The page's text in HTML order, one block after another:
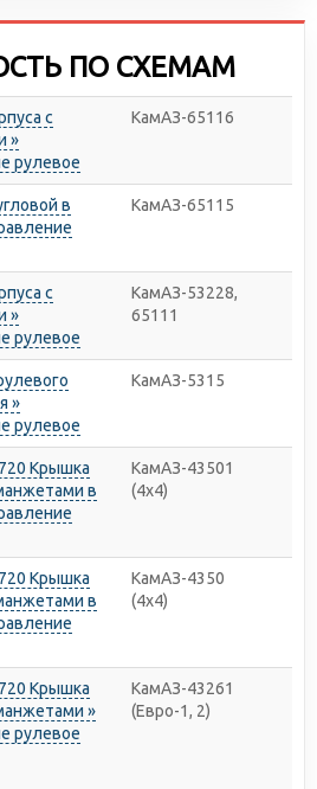
ПО СХЕМАМ
с
»
рулевое
КамАЗ-65116
в
КамАЗ-65115
с
»
рулевое
КамАЗ-53228,
65111
»
рулевое
КамАЗ-5315
Крышка
в
КамАЗ-43501
(4х4)
Крышка
в
КамАЗ-4350
(4х4)
Крышка
»
рулевое
КамАЗ-43261
(Евро-1, 2)